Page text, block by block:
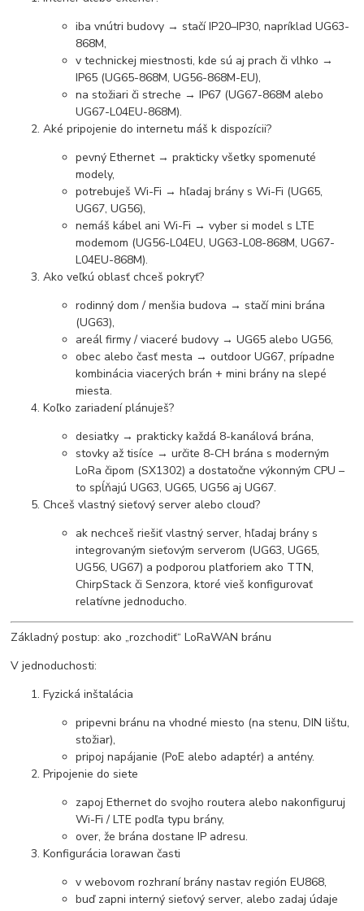
iba vnútri budovy → stačí IP20–IP30, napríklad UG63-
868M,
v technickej miestnosti, kde sú aj prach či vlhko →
IP65 (UG65-868M, UG56-868M-EU),
na stožiari či streche → IP67 (UG67-868M alebo
UG67-L04EU-868M).
Aké pripojenie do internetu máš k dispozícii?
pevný Ethernet → prakticky všetky spomenuté
modely,
potrebuješ Wi-Fi → hľadaj brány s Wi-Fi (UG65,
UG67, UG56),
nemáš kábel ani Wi-Fi → vyber si model s LTE
modemom (UG56-L04EU, UG63-L08-868M, UG67-
L04EU-868M).
Ako veľkú oblasť chceš pokryť?
rodinný dom / menšia budova → stačí mini brána
(UG63),
areál firmy / viaceré budovy → UG65 alebo UG56,
obec alebo časť mesta → outdoor UG67, prípadne
kombinácia viacerých brán + mini brány na slepé
miesta.
Koľko zariadení plánuješ?
desiatky → prakticky každá 8-kanálová brána,
stovky až tisíce → určite 8-CH brána s moderným
LoRa čipom (SX1302) a dostatočne výkonným CPU –
to spĺňajú UG63, UG65, UG56 aj UG67.
Chceš vlastný sieťový server alebo cloud?
ak nechceš riešiť vlastný server, hľadaj brány s
integrovaným sieťovým serverom (UG63, UG65,
UG56, UG67) a podporou platforiem ako TTN,
ChirpStack či Senzora, ktoré vieš konfigurovať
relatívne jednoducho.
Základný postup: ako „rozchodiť“ LoRaWAN bránu
V jednoduchosti:
Fyzická inštalácia
pripevni bránu na vhodné miesto (na stenu, DIN lištu,
stožiar),
pripoj napájanie (PoE alebo adaptér) a antény.
Pripojenie do siete
zapoj Ethernet do svojho routera alebo nakonfiguruj
Wi-Fi / LTE podľa typu brány,
over, že brána dostane IP adresu.
Konfigurácia lorawan časti
v webovom rozhraní brány nastav región EU868,
buď zapni interný sieťový server, alebo zadaj údaje